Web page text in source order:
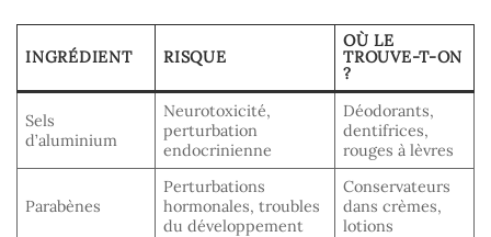
INGRÉDIENT RISQUE
OÙ LE
TROUVE-T-ON
?
Sels
d’aluminium
Neurotoxicité,
perturbation
endocrinienne
Déodorants,
dentifrices,
rouges à lèvres
Parabènes
Perturbations
hormonales, troubles
du développement
Conservateurs
dans crèmes,
lotions